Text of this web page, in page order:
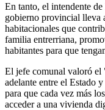
En tanto, el intendente
gobierno provincial lleva
habitacionales que
familia entrerriana,
habitantes para que
El jefe comunal valoró el
adelante entre el Estado
para que cada vez más
acceder a una vivienda